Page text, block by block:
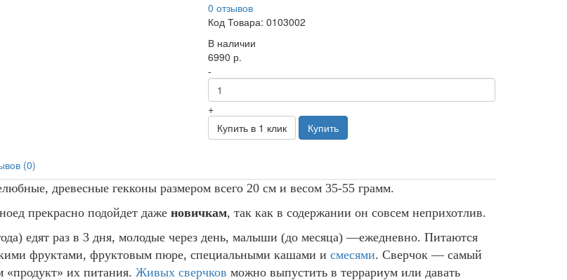
0 отзывов
Код Товара: 0103002
В наличии
6990 р.
-
+
Купить в 1 клик
Купить
(0)
древесные гекконы размером всего 20 см и весом 35-55 грамм.
прекрасно подойдет даже новичкам, так как в содержании он совсем неприхотлив.
едят раз в 3 дня, молодые через день, малыши (до месяца) —ежедневно. Питаются
фруктами, фруктовым пюре, специальными кашами и смесями. Сверчок —самый
«продукт» их питания. Живых сверчков можно выпустить в террариум или давать